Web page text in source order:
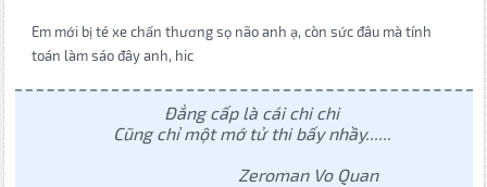
Em mới bị té xe chấn thương sọ não anh ạ, còn sức đâu mà tính
toán làm sáo đây anh, hic
Đẳng cấp là cái chi chi
Cũng chỉ một mớ tử thi bấy nhầy......
Zeroman Vo Quan